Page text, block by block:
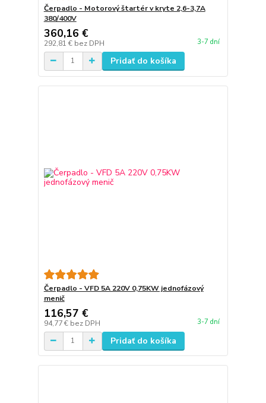
Čerpadlo - Motorový štartér v kryte 2,6-3,7A
380/400V
360,16 €
292,81 € bez DPH 3-7 dní
Pridať do košíka
Čerpadlo - VFD 5A 220V 0,75KW jednofázový
menič
116,57 €
94,77 € bez DPH 3-7 dní
Pridať do košíka